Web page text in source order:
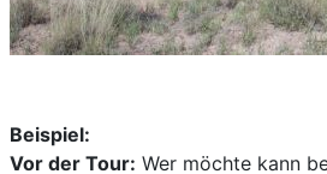
Beispiel:
Vor der Tour: Wer möchte kann